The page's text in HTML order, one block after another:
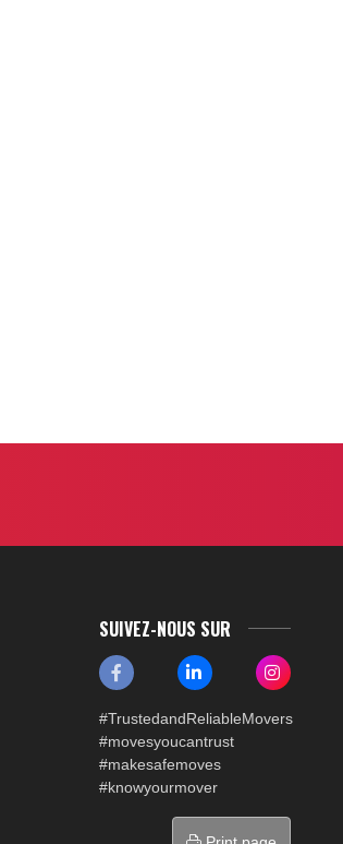
SUIVEZ-NOUS SUR
#TrustedandReliableMovers
#movesyoucantrust
#makesafemoves
#knowyourmover